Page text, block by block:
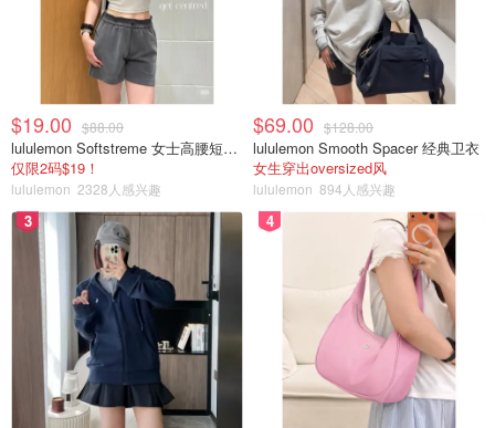
$19.00 $88.00
lululemon Softstreme 女士高腰短裤 10cm
仅限2码$19！
lululemon 2328人感兴趣
$69.00 $128.00
lululemon Smooth Spacer 经典卫衣
女生穿出oversized风
lululemon 894人感兴趣
3 4